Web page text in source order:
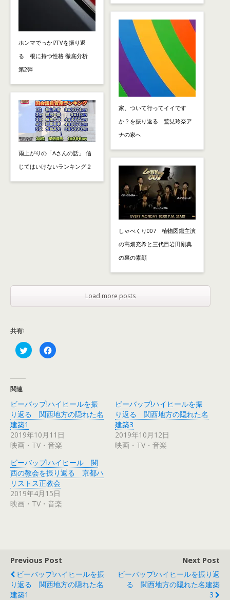
ホンマでっか!?TVを振り返
る 根に持つ性格 徹底分析
第2弾
雨上がりの「Aさんの話」 信
じてはいけないランキング２
家、ついて行ってイイです
か？を振り返る 鷲見玲奈ア
ナの家へ
しゃべくり007 植物図鑑主演
の高畑充希と三代目岩田剛典
の裏の素顔
Load more posts
共有:
ク
リ
t
t
e
r
で
共
有
(
し
い
ウ
ィ
ン
ド
ウ
で
開
F
a
共
有
す
る
は
ク
リ
ク
し
て
く
だ
さ
い
(
新
で
開
き
ま
す
)
関連
ビーバップ!ハイヒールを振
り返る 関西地方の隠れた名
建築1
2019年10月11日
映画・TV・音楽
ビーバップ!ハイヒールを振
り返る 関西地方の隠れた名
建築3
2019年10月12日
映画・TV・音楽
ビーバップ!ハイヒール 関
西の教会を振り返る 京都ハ
リストス正教会
2019年4月15日
映画・TV・音楽
Previous Post
ビーバップ!ハイヒールを振
り返る 関西地方の隠れた名
建築1
Next Post
ビーバップ!ハイヒールを振り返
る 関西地方の隠れた名建築
3